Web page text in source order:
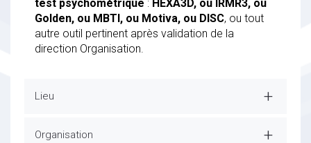
test psychométrique : HEXA3D, ou IRMR3, ou
Golden, ou MBTI, ou Motiva, ou DISC, ou tout
autre outil pertinent après validation de la
direction Organisation.
Lieu
Organisation